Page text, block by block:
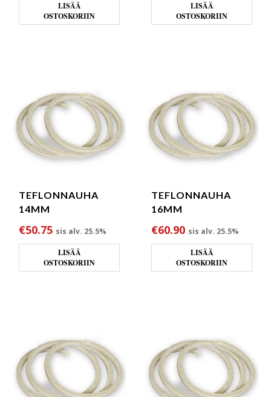
LISÄÄ
OSTOSKORIIN
LISÄÄ
OSTOSKORIIN
TEFLONNAUHA
14MM
€50.75 sis alv. 25.5%
LISÄÄ
OSTOSKORIIN
TEFLONNAUHA
16MM
€60.90 sis alv. 25.5%
LISÄÄ
OSTOSKORIIN